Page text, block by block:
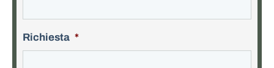
Richiesta *